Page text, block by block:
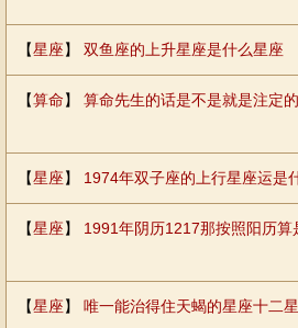
【星座】 双鱼座的上升星座是什么星座
【算命】 算命先生的话是不是就是注定
【星座】 1974年双子座的上行星座运是
【星座】 1991年阴历1217那按照阳历算
【星座】 唯一能治得住天蝎的星座十二